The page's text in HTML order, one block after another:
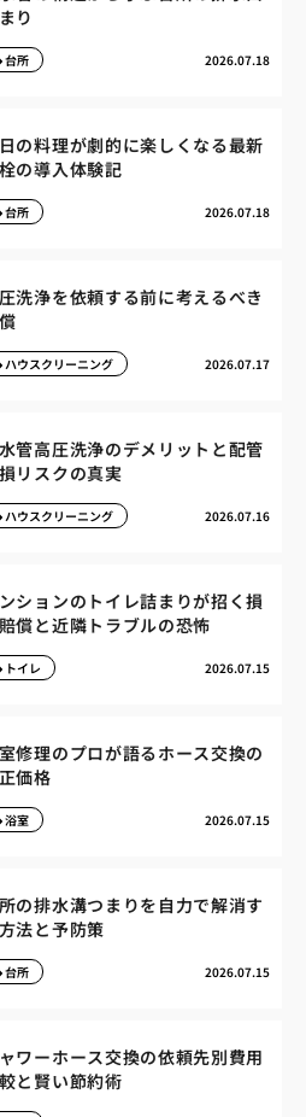
り
2026.07.18
台所
の料理が劇的に楽しくなる最新
の導入体験記
2026.07.18
台所
洗浄を依頼する前に考えるべき
2026.07.17
ハウスクリーニング
管高圧洗浄のデメリットと配管
リスクの真実
2026.07.16
ハウスクリーニング
ションのトイレ詰まりが招く損
償と近隣トラブルの恐怖
2026.07.15
トイレ
修理のプロが語るホース交換の
価格
2026.07.15
浴室
の排水溝つまりを自力で解消す
法と予防策
2026.07.15
台所
ワーホース交換の依頼先別費用
と賢い節約術